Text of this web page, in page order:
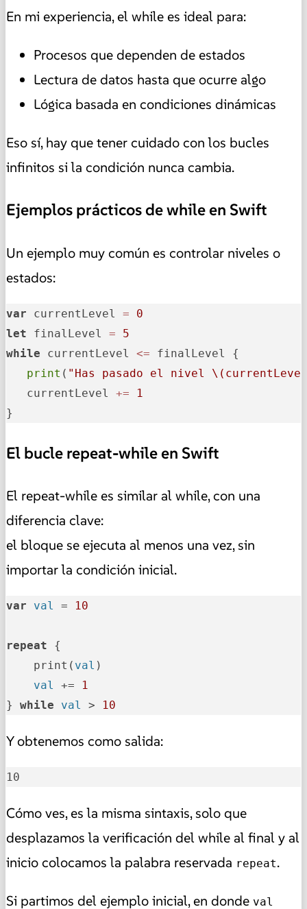
En mi experiencia, el while es ideal para:
Procesos que dependen de estados
Lectura de datos hasta que ocurre algo
Lógica basada en condiciones dinámicas
Eso sí, hay que tener cuidado con los bucles
infinitos si la condición nunca cambia.
Ejemplos prácticos de while en Swift
Un ejemplo muy común es controlar niveles o
estados:
var currentLevel =
0
let finalLevel =
5
while currentLevel <= finalLevel {
print ( "Has pasado el nivel
   currentLevel
+=
1
}
El bucle repeat-while en Swift
El repeat-while es similar al while, con una
diferencia clave:
el bloque se ejecuta al menos una vez, sin
importar la condición inicial.
var val = 10
repeat {
    print(
val )
val
+=
1
} while val > 10
Y obtenemos como salida:
10
Cómo ves, es la misma sintaxis, solo que
desplazamos la verificación del while al final y al
inicio colocamos la palabra reservada repeat.
Si partimos del ejemplo inicial, en donde val